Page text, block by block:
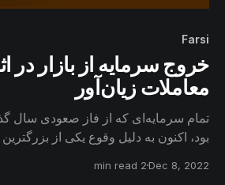
Farsi
خروج سرمایه از بازار در
معاملات زیان‌آور
تمام سرمایه‌ای که از فاز صعودی سال
بود، اکنون به دلیل وقوع یکی از
تعداد تراکنش‌های شبکه نسبتاً افزایش
Dec 8, 2022
2 min read